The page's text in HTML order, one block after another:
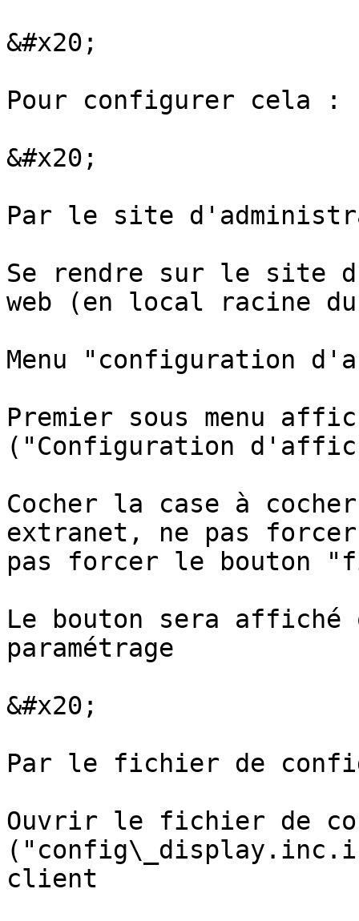
&#x20;
Pour configurer cela :
&#x20;
Par le site
Se rendre sur le site
web (en local racine
Menu "configuration
Premier sous menu
("Configuration
Cocher la case à
extranet, ne pas
pas forcer le bouton
Le bouton sera affiché
paramétrage
&#x20;
Par le fichier de
Ouvrir le fichier de
client